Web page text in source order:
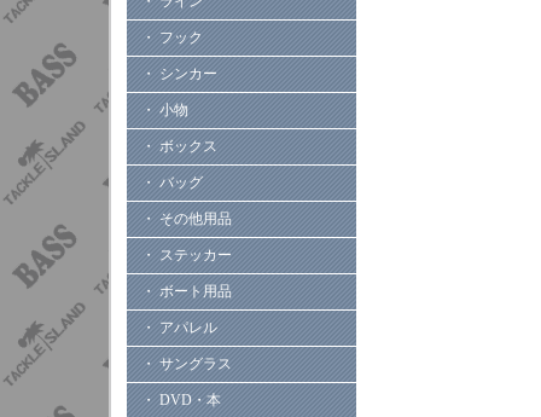
・ フック
・ シンカー
・ 小物
・ ボックス
・ バッグ
・ その他用品
・ ステッカー
・ ボート用品
・ アパレル
・ サングラス
・ DVD・本